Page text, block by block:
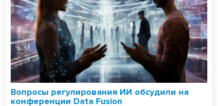
Вопросы регулирования ИИ обсудили на
конференции Data Fusion